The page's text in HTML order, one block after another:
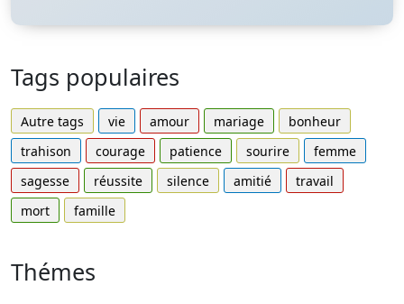
Tags populaires
Autre tags vie amour mariage
bonheur
trahison
courage patience sourire
femme
sagesse
réussite silence amitié
travail
mort
famille
Thémes